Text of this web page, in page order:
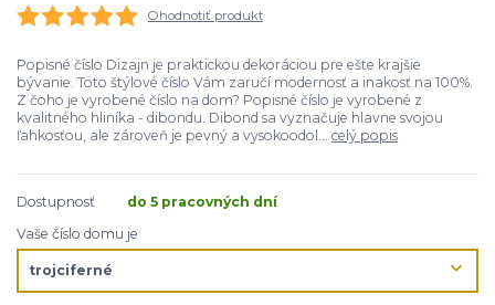
Ohodnotiť produkt
Popisné číslo Dizajn je praktickou dekoráciou pre ešte krajšie
bývanie. Toto štýlové číslo Vám zaručí modernosť a inakosť na 100%.
Z čoho je vyrobené číslo na dom? Popisné číslo je vyrobené z
kvalitného hliníka - dibondu. Dibond sa vyznačuje hlavne svojou
ľahkosťou, ale zároveň je pevný a vysokoodol... celý popis
Dostupnosť
do 5 pracovných dní
Vaše číslo domu je